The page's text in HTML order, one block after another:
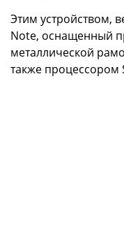
Этим устройством,
Note, оснащенный
металлической
также процессором